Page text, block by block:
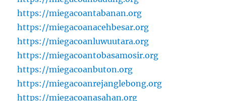
https://miegacoantabanan.org
https://miegacoanacehbesar.org
https://miegacoanluwuutara.org
https://miegacoantobasamosir.org
https://miegacoanbuton.org
https://miegacoanrejanglebong.org
https://miegacoanasahan.org